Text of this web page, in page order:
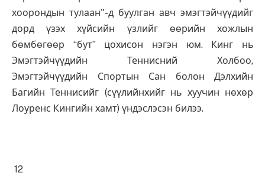
хоорондын тулаан"-д буулган авч эмэгтэйчүүдийг
дорд үзэх хүйсийн үзлийг өөрийн хожлын
бөмбөгөөр “бут” цохисон нэгэн юм. Кинг нь
Эмэгтэйчүүдийн Теннисний Холбоо,
Эмэгтэйчүүдийн Спортын Сан болон Дэлхийн
Багийн Теннисийг (сүүлийнхийг нь хуучин нөхөр
Лоуренс Кингийн хамт) үндэслэсэн билээ.
12